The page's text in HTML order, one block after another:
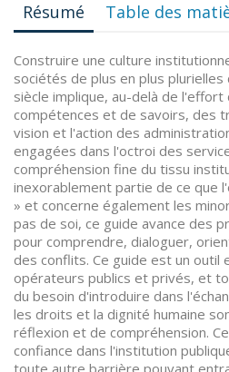
Résumé Table des
Construire une culture
sociétés de plus en plus plurielles
siècle implique, au-delà de
compétences et de savoirs, des
vision et l'action des
engagées dans l'octroi des
compréhension fine du tissu
inexorablement partie de ce que
» et concerne également les
pas de soi, ce guide avance des
pour comprendre, dialoguer,
des conflits. Ce guide est un outil
opérateurs publics et privés, et
du besoin d'introduire dans
les droits et la dignité humaine
réflexion et de compréhension.
confiance dans l'institution
toute autre barrière pouvant